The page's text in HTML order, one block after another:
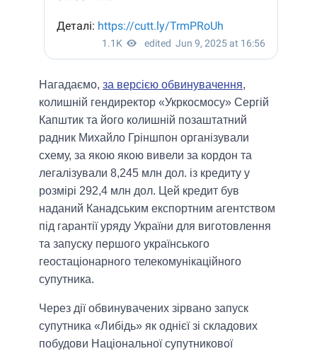
Нагадаємо, за версією обвинувачення,
колишній гендиректор «Укркосмосу» Сергій
Капштик та його колишній позаштатний
радник Михайло Гріншпон організували
схему, за якою якою вивели за кордон та
легалізували 8,245 млн дол. із кредиту у
розмірі 292,4 млн дол. Цей кредит був
наданий Канадським експортним агентством
під гарантії уряду України для виготовлення
та запуску першого українського
геостаціонарного телекомунікаційного
супутника.
Через дії обвинувачених зірвано запуск
супутника «Либідь» як однієї зі складових
побудови Національної супутникової